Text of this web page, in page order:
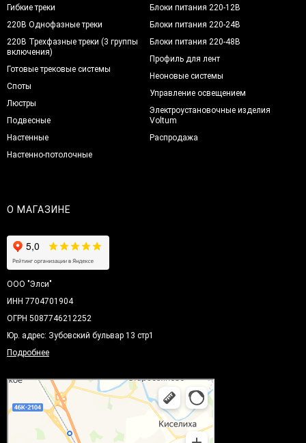
Гибкие треки
220В Однофазные треки
220В Трехфазные треки (3 группы
включения)
Готовые трековые системы
Споты
Люстры
Подвесные
Настенные
Настенно-потолочные
Блоки питания 220-12В
Блоки питания 220-24В
Блоки питания 220-48В
Профиль для лент
Неоновые системы
Управление освещением
Электроустановочные изделия
Voltum
Распродажа
О МАГАЗИНЕ
ООО "Элси"
ИНН 7704701904
ОГРН 5087746212252
Юр. адрес: Зубовский бульвар 13 стр1
Подробнее